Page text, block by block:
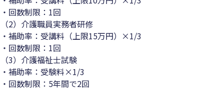
・回数制限：1回
（2）介護職員実務者研修
・補助率：受講料（上限15万円）×1/3
・回数制限：1回
（3）介護福祉士試験
・補助率：受験料×1/3
・回数制限：5年間で2回